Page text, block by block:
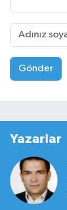
Gönder
Yazarlar